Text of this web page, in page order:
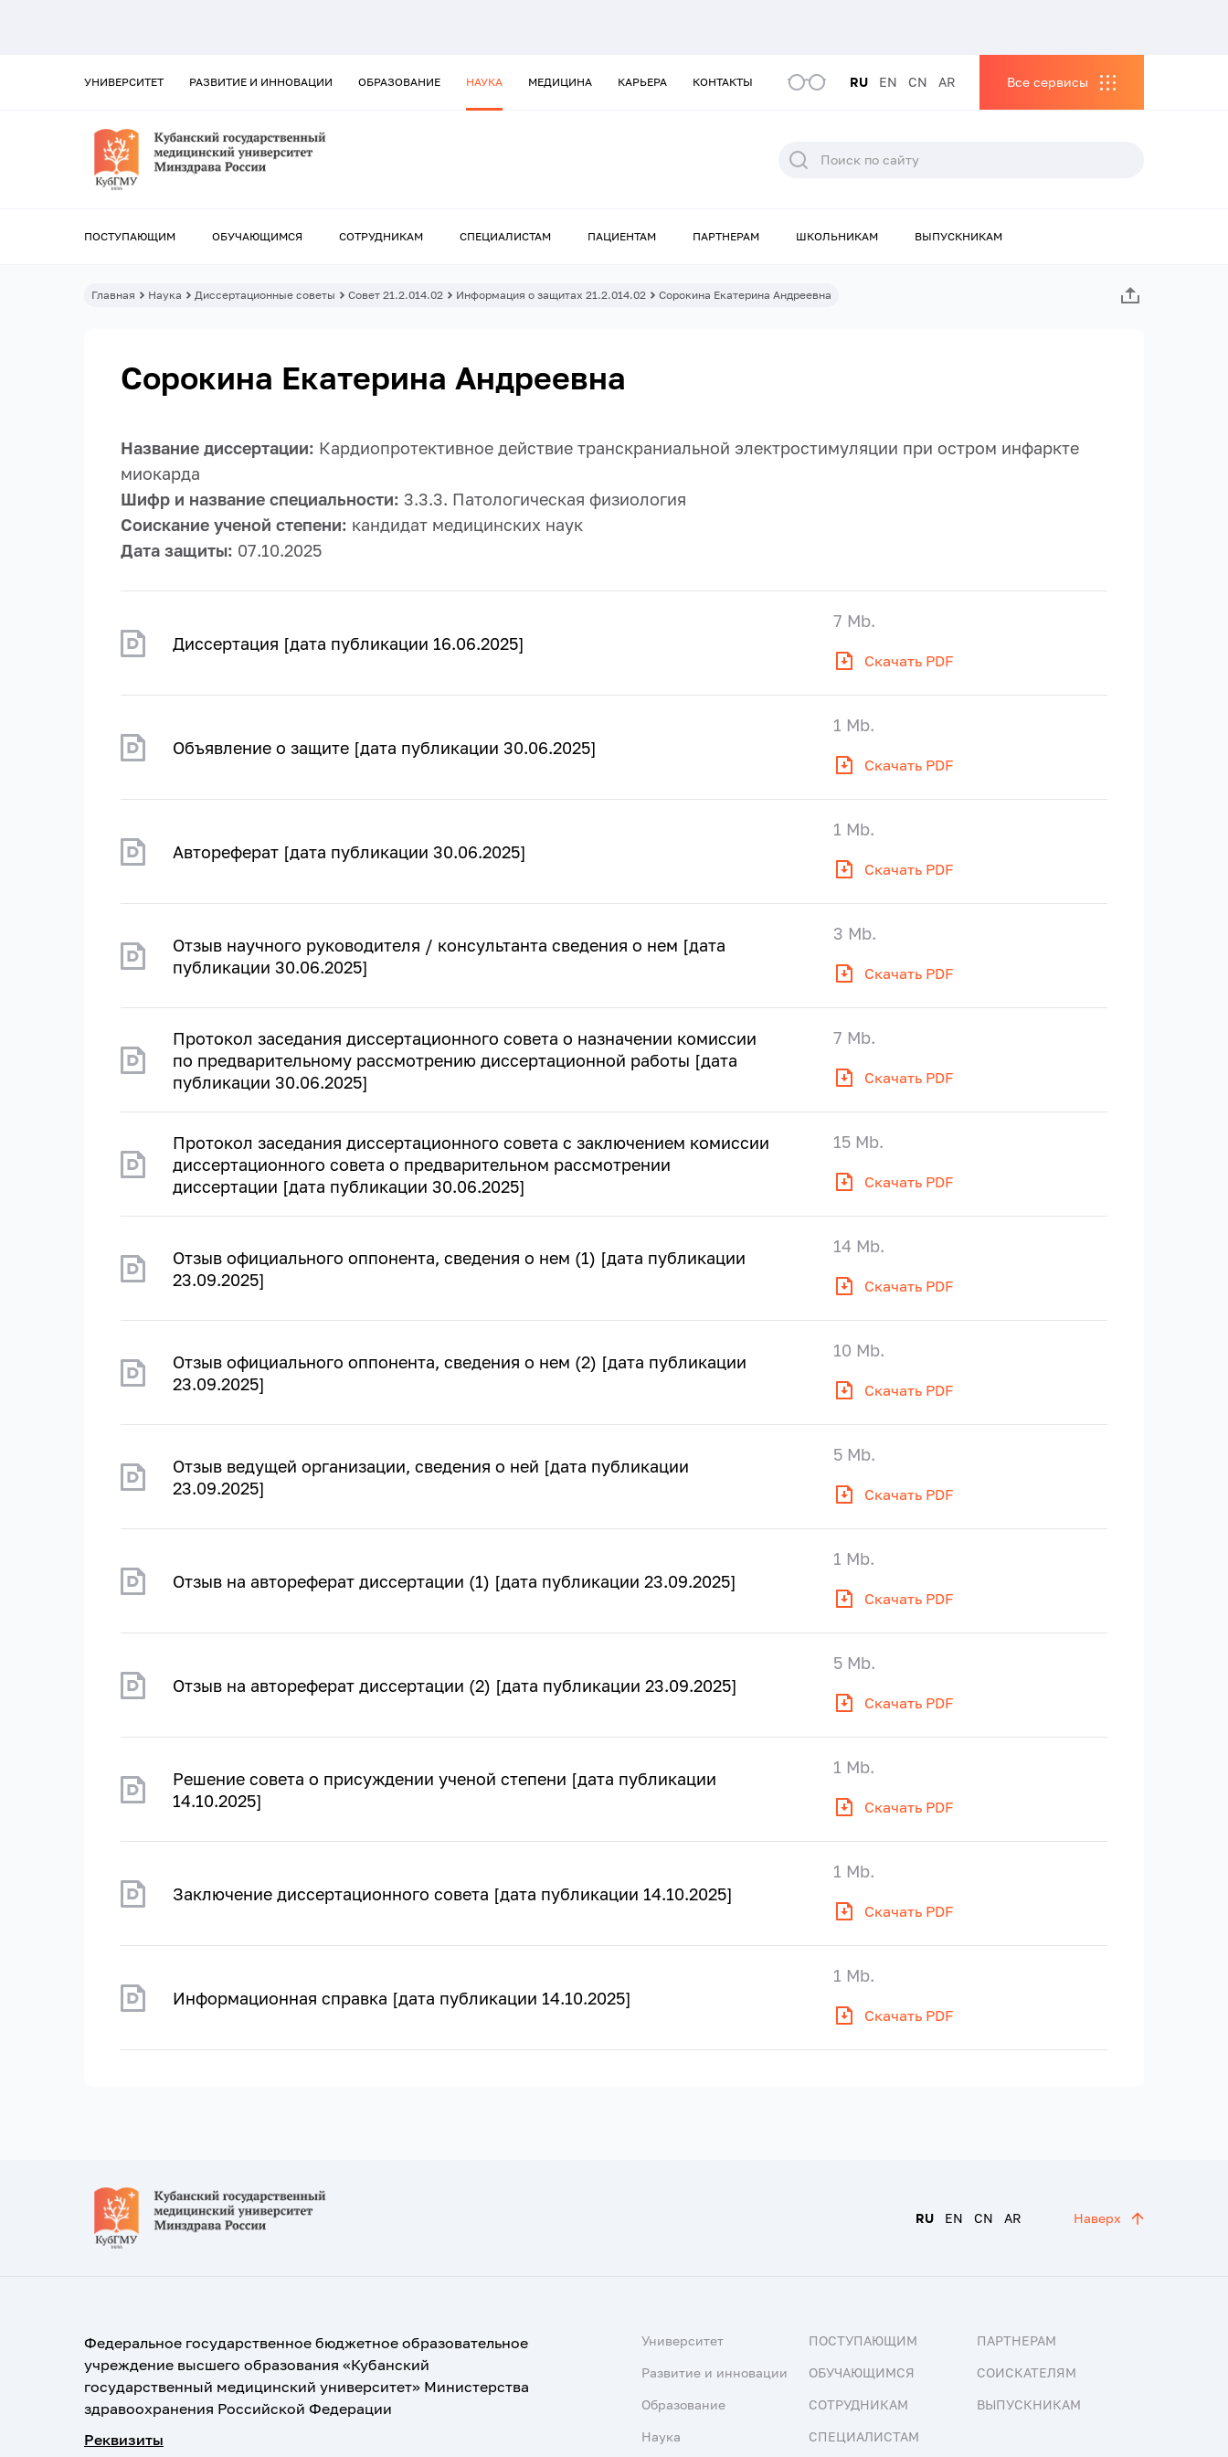
УНИВЕРСИТЕТ РАЗВИТИЕ И ИННОВАЦИИ ОБРАЗОВАНИЕ НАУКА МЕДИЦИНА КАРЬЕРА КОНТАКТЫ RU EN CN AR Все сервисы
ПОСТУПАЮЩИМ ОБУЧАЮЩИМСЯ СОТРУДНИКАМ СПЕЦИАЛИСТАМ ПАЦИЕНТАМ ПАРТНЕРАМ ШКОЛЬНИКАМ ВЫПУСКНИКАМ
Главная Наука Диссертационные советы Совет 21.2.014.02 Информация о защитах 21.2.014.02 Сорокина Екатерина Андреевна
Сорокина Екатерина Андреевна
Название диссертации: Кардиопротективное действие транскраниальной электростимуляции при остром инфаркте
миокарда
Шифр и название специальности: 3.3.3. Патологическая физиология
Соискание ученой степени: кандидат медицинских наук
Дата защиты: 07.10.2025
Диссертация [дата публикации 16.06.2025]
Скачать PDF
7 Mb.
Объявление о защите [дата публикации 30.06.2025]
Скачать PDF
1 Mb.
Автореферат [дата публикации 30.06.2025]
Скачать PDF
1 Mb.
Отзыв научного руководителя / консультанта сведения о нем [дата
публикации 30.06.2025]
Скачать PDF
3 Mb.
Протокол заседания диссертационного совета о назначении комиссии
по предварительному рассмотрению диссертационной работы [дата
публикации 30.06.2025]
Скачать PDF
7 Mb.
Протокол заседания диссертационного совета с заключением комиссии
диссертационного совета о предварительном рассмотрении
диссертации [дата публикации 30.06.2025]
Скачать PDF
15 Mb.
Отзыв официального оппонента, сведения о нем (1) [дата публикации
23.09.2025]
Скачать PDF
14 Mb.
Отзыв официального оппонента, сведения о нем (2) [дата публикации
23.09.2025]
Скачать PDF
10 Mb.
Отзыв ведущей организации, сведения о ней [дата публикации
23.09.2025]
Скачать PDF
5 Mb.
Отзыв на автореферат диссертации (1) [дата публикации 23.09.2025]
Скачать PDF
1 Mb.
Отзыв на автореферат диссертации (2) [дата публикации 23.09.2025]
Скачать PDF
5 Mb.
Решение совета о присуждении ученой степени [дата публикации
14.10.2025]
Скачать PDF
1 Mb.
Заключение диссертационного совета [дата публикации 14.10.2025]
Скачать PDF
1 Mb.
Информационная справка [дата публикации 14.10.2025]
Скачать PDF
1 Mb.
RU EN CN AR Наверх
Федеральное государственное бюджетное образовательное
учреждение высшего образования «Кубанский
государственный медицинский университет» Министерства
здравоохранения Российской Федерации
Реквизиты
Университет
Развитие и инновации
Образование
Наука
ПОСТУПАЮЩИМ
ОБУЧАЮЩИМСЯ
СОТРУДНИКАМ
СПЕЦИАЛИСТАМ
ПАРТНЕРАМ
СОИСКАТЕЛЯМ
ВЫПУСКНИКАМ